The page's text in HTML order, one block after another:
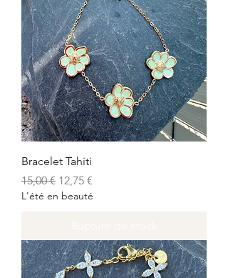
Bracelet Tahiti
Prix original
15,00 € Prix promotionnel
12,75 €
L'été en beauté